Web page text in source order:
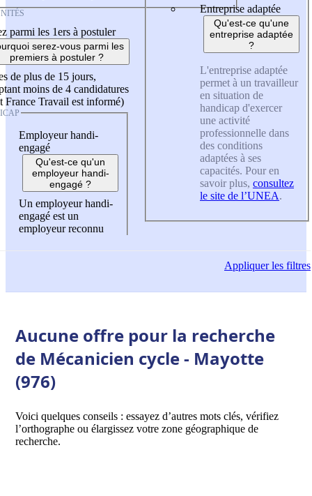
parmi les 1ers à postuler
serez-vous parmi les
premiers à postuler ?
de plus de 15 jours,
moins de 4 candidatures
France Travail est informé)
Employeur handi-
engagé
Qu'est-ce qu'un
employeur handi-
engagé ?
Un employeur handi-
engagé est un
employeur reconnu
Entreprise adaptée
Qu'est-ce qu'une
entreprise adaptée
?
L'entreprise adaptée
permet à un travailleur
en situation de
handicap d'exercer
une activité
professionnelle dans
des conditions
adaptées à ses
capacités. Pour en
savoir plus, consultez
le site de l’UNEA.
Appliquerles filtres
Aucune offre pour la recherche
de Mécanicien cycle - Mayotte
(976)
Voici quelques conseils : essayez d’autres mots clés, vérifiez
l’orthographe ou élargissez votre zone géographique de
recherche.